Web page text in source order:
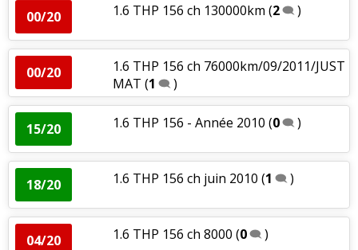
00/20 1.6 THP 156 ch 130000km (2 )
00/20
1.6 THP 156 ch 76000km/09/2011/JUST
MAT (1 )
15/20 1.6 THP 156 - Année 2010 (0 )
18/20 1.6 THP 156 ch juin 2010 (1 )
04/20 1.6 THP 156 ch 8000 (0 )